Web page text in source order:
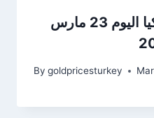
سعر الذهب في تركيا اليوم 23 مارس
By goldpricesturkey